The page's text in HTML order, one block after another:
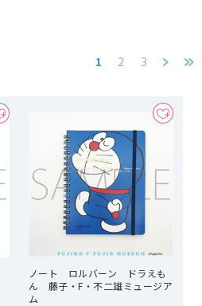
1 2 3
ノート ロルバーン ドラえも
ん 藤子・F・不二雄ミュージア
ム